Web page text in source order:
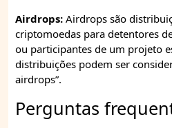
Airdrops: Airdrops são
criptomoedas para detentores
ou participantes de um projeto
distribuições podem ser
airdrops”.
Perguntas